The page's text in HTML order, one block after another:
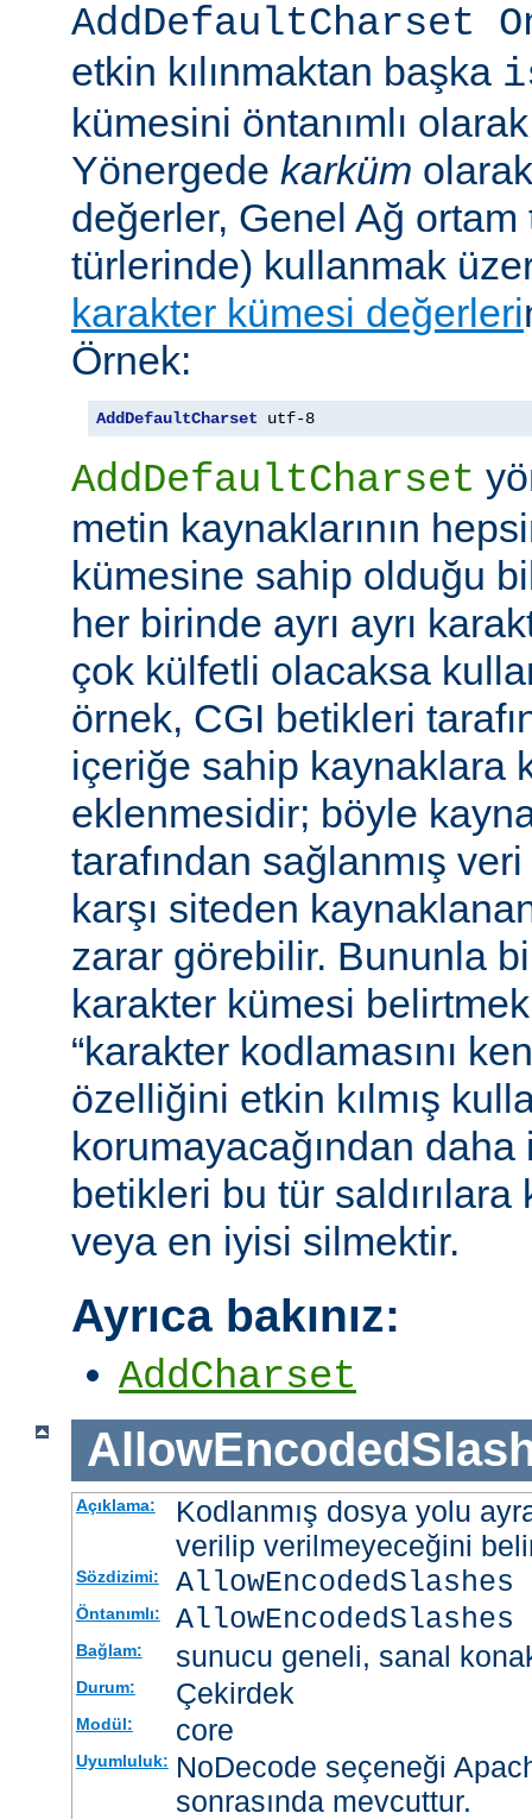
AddDefaultCharset
etkin kılınmaktan başka
kümesini öntanımlı
Yönergede karküm
değerler, Genel Ağ
türlerinde) kullanmak
karakter kümesi değerleri
Örnek:
AddDefaultCharset utf-8
AddDefaultCharset
metin kaynaklarının
kümesine sahip olduğu
her birinde ayrı ayrı
çok külfetli olacaksa
örnek, CGI betikleri
içeriğe sahip kaynaklara
eklenmesidir; böyle
tarafından sağlanmış
karşı siteden
zarar görebilir. Bununla
karakter kümesi
“karakter kodlamasını
özelliğini etkin kılmış
korumayacağından
betikleri bu tür saldırılara
veya en iyisi silmektir.
Ayrıca bakınız:
AddCharset
Açıklama:
Kodlanmış dosya yolu
verilip verilmeyeceğini
Sözdizimi: AllowEncodedSlashes
Öntanımlı:
Bağlam: sunucu geneli, sanal
Durum: Çekirdek
Modül: core
Uyumluluk: NoDecode seçeneği
sonrasında mevcuttur.